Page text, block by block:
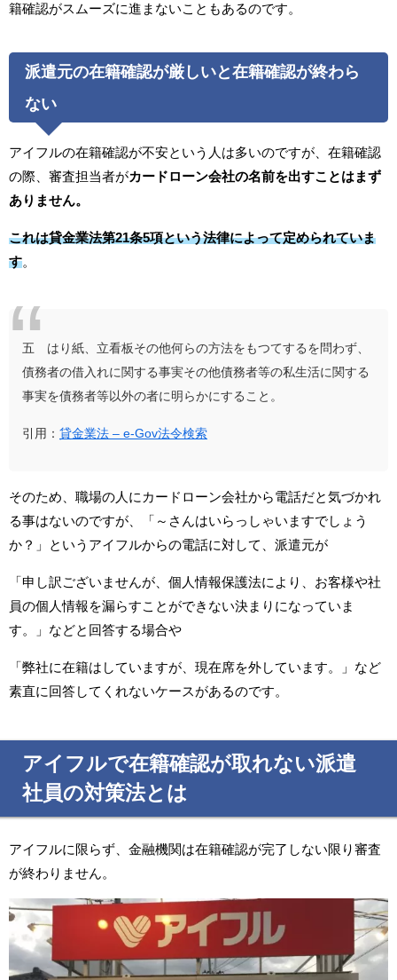
籍確認がスムーズに進まないこともあるのです。
派遣元の在籍確認が厳しいと在籍確認が終わら
ない
アイフルの在籍確認が不安という人は多いのですが、在籍確認
の際、審査担当者がカードローン会社の名前を出すことはまず
ありません。
これは貸金業法第21条5項という法律によって定められていま
す。
五 はり紙、立看板その他何らの方法をもつてするを問わず、
債務者の借入れに関する事実その他債務者等の私生活に関する
事実を債務者等以外の者に明らかにすること。
引用： 貸金業法 – e-Gov法令検索
そのため、職場の人にカードローン会社から電話だと気づかれ
る事はないのですが、「～さんはいらっしゃいますでしょう
か？」というアイフルからの電話に対して、派遣元が
「申し訳ございませんが、個人情報保護法により、お客様や社
員の個人情報を漏らすことができない決まりになっていま
す。」などと回答する場合や
「弊社に在籍はしていますが、現在席を外しています。」など
素直に回答してくれないケースがあるのです。
アイフルで在籍確認が取れない派遣
社員の対策法とは
アイフルに限らず、金融機関は在籍確認が完了しない限り審査
が終わりません。